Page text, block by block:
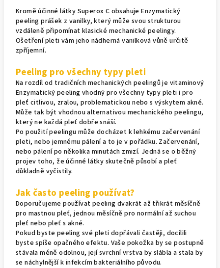
Kromě účinné látky Superox C obsahuje Enzymatický
peeling prášek z vanilky, který může svou strukturou
vzdáleně připomínat klasické mechanické peelingy.
Ošetření pleti vám jeho nádherná vanilková vůně určitě
zpříjemní.
Peeling pro všechny typy pleti
Na rozdíl od tradičních mechanických peelingů je vitaminový
Enzymatický peeling vhodný pro všechny typy pleti i pro
pleť citlivou, zralou, problematickou nebo s výskytem akné.
Může tak být vhodnou alternativou mechanického peelingu,
který ne každá pleť dobře snáší.
Po použití peelingu může docházet k lehkému začervenání
pleti, nebo jemnému pálení a to je v pořádku. Začervenání,
nebo pálení po několika minutách zmizí. Jedná se o běžný
projev toho, že účinné látky skutečně působí a pleť
důkladně vyčistily.
Jak často peeling používat?
Doporučujeme používat peeling dvakrát až třikrát měsíčně
pro mastnou pleť, jednou měsíčně pro normální až suchou
pleť nebo pleť s akné.
Pokud byste peeling své pleti dopřávali častěji, docílili
byste spíše opačného efektu. Vaše pokožka by se postupně
stávala méně odolnou, její svrchní vrstva by slábla a stala by
se náchylnější k infekcím bakteriálního původu.